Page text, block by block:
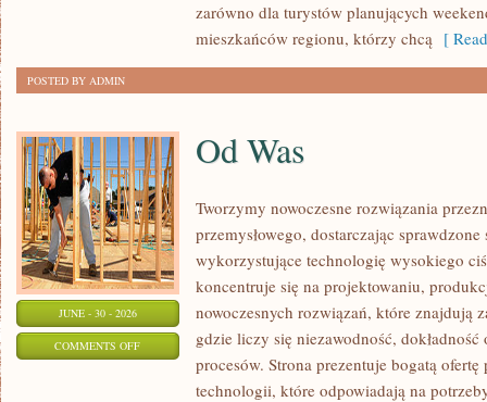
zarówno dla turystów planujących
mieszkańców regionu, którzy chcą [
POSTED BY ADMIN
JUNE - 30 - 2026
COMMENTS OFFON
Od Was
Tworzymy nowoczesne rozwiązania
przemysłowego, dostarczając
wykorzystujące technologię wysokiego
koncentruje się na projektowaniu,
nowoczesnych rozwiązań, które znajdują
gdzie liczy się niezawodność,
procesów. Strona prezentuje bogatą ofertę
technologii, które odpowiadają na